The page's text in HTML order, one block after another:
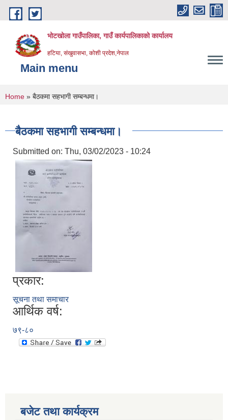
Skip to main content
भोटखोला गाउँपालिका, गाउँ कार्यपालिकाको कार्यालय
हटिया, संखुवासभा, कोशी प्रदेश,नेपाल
Main menu
You are here
Home » बैठकमा सहभागी सम्बन्धमा।
बैठकमा सहभागी सम्बन्धमा।
Submitted on: Thu, 03/02/2023 - 10:24
प्रकार:
सूचना तथा समाचार
आर्थिक वर्ष:
७९-८०
बजेट तथा कार्यक्रम